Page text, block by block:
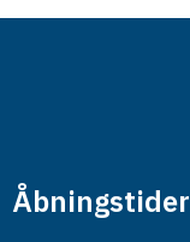
Åbningstider